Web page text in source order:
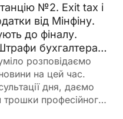
№2. Exit tax і
від Мінфіну.
до фіналу.
бухгалтерам
від 07.08.2026
розповідаємо
на цей час.
дня, даємо
трошки професійного